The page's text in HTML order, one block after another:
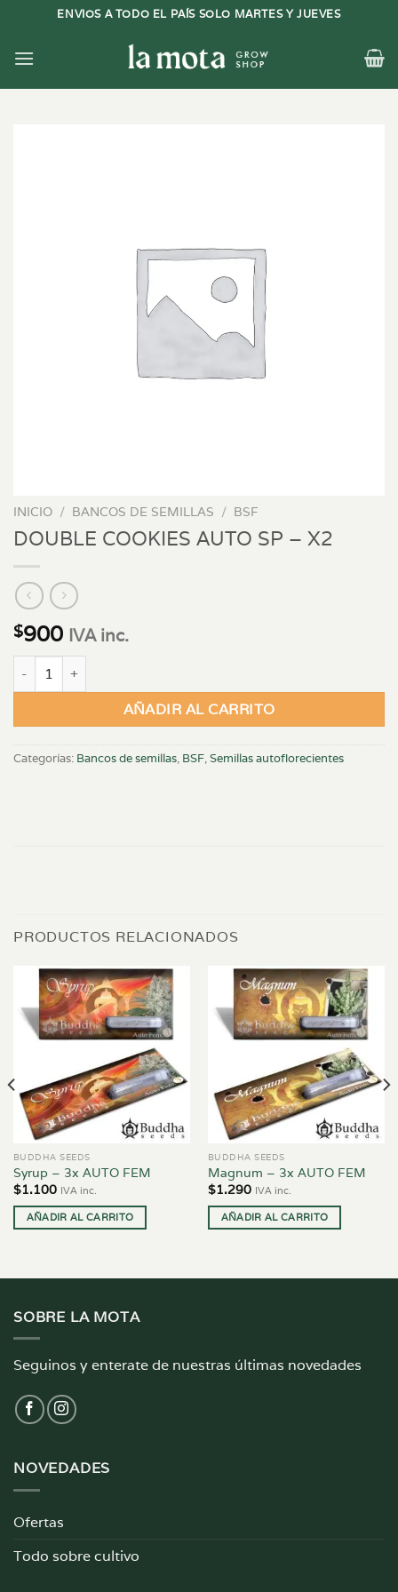
contenido
ENVIOS A TODO EL PAÍS SOLO MARTES Y JUEVES
INICIO / BANCOS DE SEMILLAS / BSF
DOUBLE COOKIES AUTO SP – X2
$900 IVA inc.
DOUBLE COOKIES AUTO SP - X2 cantidad
AÑADIR AL CARRITO
Categorías: Bancos de semillas, BSF,Semillas autoflorecientes
PRODUCTOS RELACIONADOS
BUDDHA SEEDS
Syrup – 3x AUTO FEM
$1.100 IVA inc.
AÑADIR AL CARRITO
BUDDHA SEEDS
Magnum – 3x AUTO FEM
$1.290 IVA inc.
AÑADIR AL CARRITO
SOBRE LA MOTA
Seguinos y enterate de nuestras últimas novedades
NOVEDADES
Ofertas
Todo sobre cultivo